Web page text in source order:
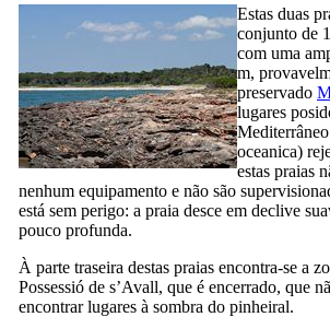
Estas duas
conjunto de
com uma
m,
preservado
lugares
oceanica)
estas praias
nenhum equipamento e não são
está sem perigo: a praia desce em declive
pouco profunda.
À parte traseira destas praias encontra-se a
Possessió de s’Avall, que é encerrado, que
encontrar lugares à sombra do pinheiral.